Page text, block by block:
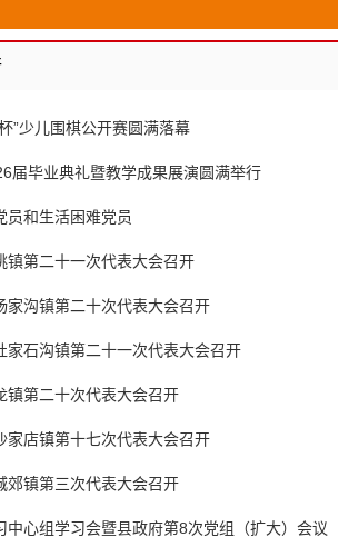
”少儿围棋公开赛圆满落幕
届毕业典礼暨教学成果展演圆满举行
员和生活困难党员
镇第二十一次代表大会召开
家沟镇第二十次代表大会召开
家石沟镇第二十一次代表大会召开
镇第二十次代表大会召开
家店镇第十七次代表大会召开
郊镇第三次代表大会召开
中心组学习会暨县政府第8次党组（扩大）会议